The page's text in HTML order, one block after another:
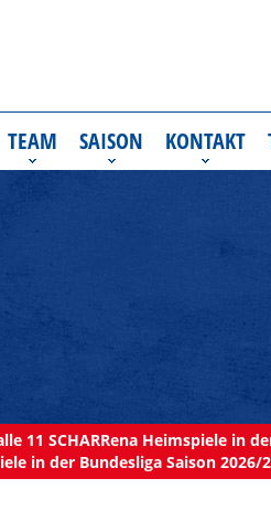
TEAM SAISON KONTAKT
11 SCHARRena Heimspiele in
in der Bundesliga Saison